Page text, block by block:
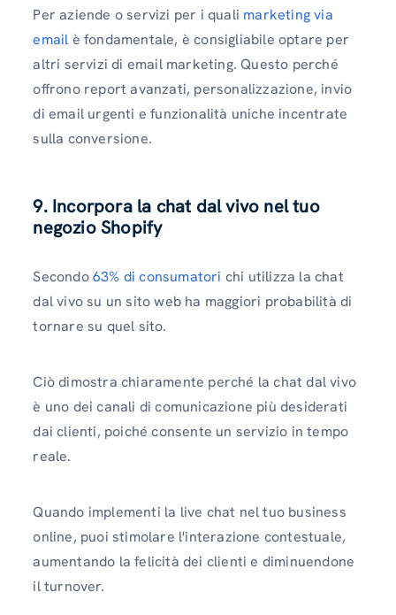
Per aziende o servizi per i quali marketing via
email è fondamentale, è consigliabile optare per
altri servizi di email marketing. Questo perché
offrono report avanzati, personalizzazione, invio
di email urgenti e funzionalità uniche incentrate
sulla conversione.
9. Incorpora la chat dal vivo nel tuo
negozio Shopify
Secondo63% di consumatori chi utilizza la chat
dal vivo su un sito web ha maggiori probabilità di
tornare su quel sito.
Ciò dimostra chiaramente perché la chat dal vivo
è uno dei canali di comunicazione più desiderati
dai clienti, poiché consente un servizio in tempo
reale.
Quando implementi la live chat nel tuo business
online, puoi stimolare l'interazione contestuale,
aumentando la felicità dei clienti e diminuendone
il turnover.